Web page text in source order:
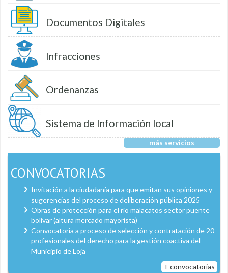
Documentos Digitales
Infracciones
Ordenanzas
Sistema de Información local
más servicios
CONVOCATORIAS
Invitación a la ciudadanía para que emitan sus opiniones y
sugerencias del proceso de deliberación pública 2025
Obras de protección para el río malacatos sector puente
bolívar (altura mercado mayorista)
Convocatoria a proceso de selección y contratación de 20
profesionales del derecho para la gestión coactiva del
Municipio de Loja
+ convocatorias